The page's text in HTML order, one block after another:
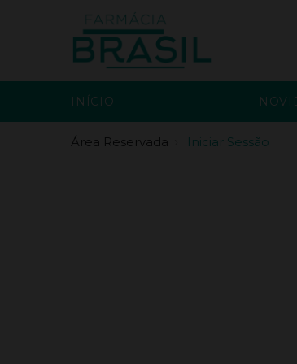
INÍCIO
Área Reservada Iniciar Sessão